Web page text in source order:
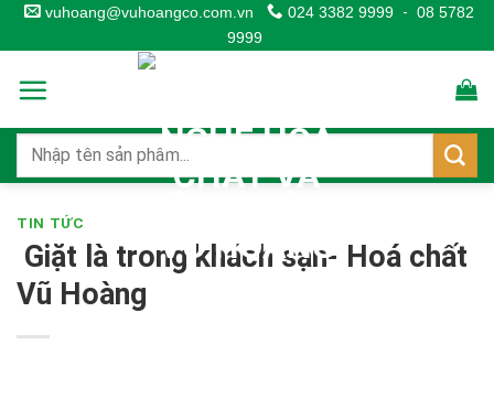
Skip
to
content
vuhoang@vuhoangco.com.vn 024 3382 9999 - 08 5782
9999
TIN TỨC
Giặt là trong khách sạn- Hoá chất
Vũ Hoàng